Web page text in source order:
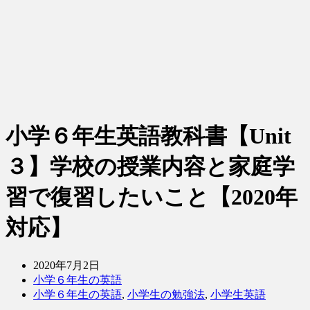
小学６年生英語教科書【Unit
３】学校の授業内容と家庭学
習で復習したいこと【2020年
対応】
2020年7月2日
小学６年生の英語
小学６年生の英語, 小学生の勉強法, 小学生英語